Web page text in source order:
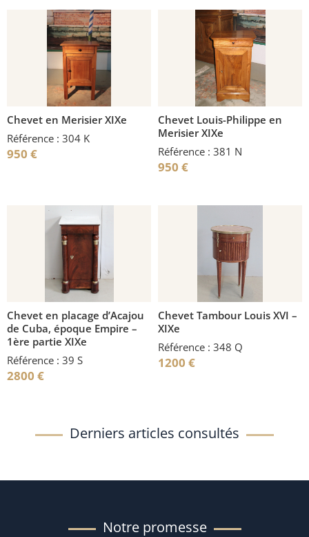
Chevet en Merisier XIXe
Référence : 304 K
950 €
Chevet Louis-Philippe en
Merisier XIXe
Référence : 381 N
950 €
Chevet en placage d’Acajou
de Cuba, époque Empire –
1ère partie XIXe
Référence : 39 S
2800 €
Chevet Tambour Louis XVI –
XIXe
Référence : 348 Q
1200 €
Derniers articles consultés
Notre promesse